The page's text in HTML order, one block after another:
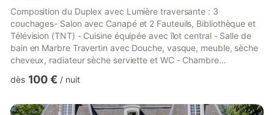
Composition du Duplex avec Lumière traversante : 3
couchages- Salon avec Canapé et 2 Fauteuils, Bibliothèque et
Télévision (TNT) - Cuisine équipée avec îlot central - Salle de
bain en Marbre Travertin avec Douche, vasque, meuble, sèche
cheveux, radiateur sèche serviette et WC - Chambre
Équipement : cafetière, bouilloire, grille-pain, four, plaques
réfrigérateur avec freezer, hotte, fer à repasser avec petite
dès 100 € / nuit